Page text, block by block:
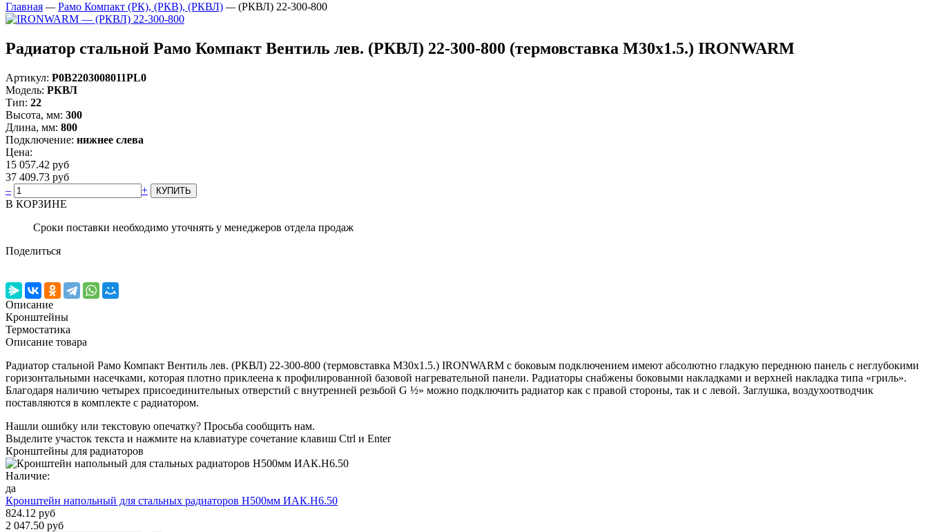
Главная — Рамо Компакт (РК), (РКВ), (РКВЛ) — (РКВЛ) 22-300-800
Радиатор стальной Рамо Компакт Вентиль лев. (РКВЛ) 22-300-800 (термовставка М30х1.5.) IRONWARM
Артикул: Р0В2203008011PL0
Модель: РКВЛ
Тип: 22
Высота, мм: 300
Длина, мм: 800
Подключение: нижнее слева
Цена:
15 057.42 руб
37 409.73 руб
–
+
В КОРЗИНЕ
Сроки поставки необходимо уточнять у менеджеров отдела продаж
Поделиться
Описание
Кронштейны
Термостатика
Описание товара
Радиатор стальной Рамо Компакт Вентиль лев. (РКВЛ) 22-300-800 (термовставка М30х1.5.) IRONWARM с боковым подключением имеют абсолютно гладкую переднюю панель с неглубокими
горизонтальными насечками, которая плотно приклеена к профилированной базовой нагревательной панели. Радиаторы снабжены боковыми накладками и верхней накладка типа «гриль».
Благодаря наличию четырех присоединительных отверстий с внутренней резьбой G ½» можно подключить радиатор как с правой стороны, так и с левой. Заглушка, воздухоотводчик
поставляются в комплекте с радиатором.
Нашли ошибку или текстовую опечатку? Просьба сообщить нам.
Выделите участок текста и нажмите на клавиатуре сочетание клавиш Ctrl и Enter
Кронштейны для радиаторов
Наличие:
да
Кронштейн напольный для стальных радиаторов Н500мм ИАК.Н6.50
824.12 руб
2 047.50 руб